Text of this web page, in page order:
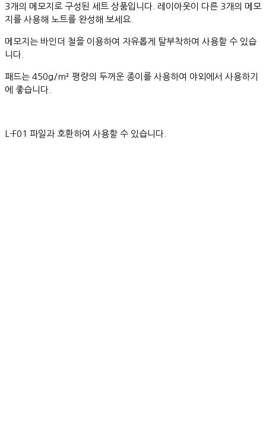
3개의 메모지로 구성된 세트 상품입니다. 레이아웃이 다른 3개의 메모
지를 사용해 노트를 완성해 보세요.
메모지는 바인더 철을 이용하여 자유롭게 탈부착하여 사용할 수 있습
니다.
패드는 450g/m² 평량의 두꺼운 종이를 사용하여 야외에서 사용하기
에 좋습니다.
L-F01 파일과 호환하여 사용할 수 있습니다.